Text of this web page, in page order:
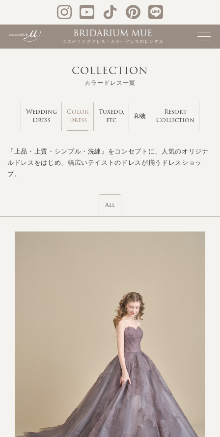
COLLECTION
カラードレス一覧
Wedding
Dress
Color
Dress
Tuxedo,
etc
和装
Resort
Collection
『上品・上質・シンプル・洗練』をコンセプトに、人気のオリジナ
ルドレスをはじめ、幅広いテイストのドレスが揃うドレスショッ
プ。
All